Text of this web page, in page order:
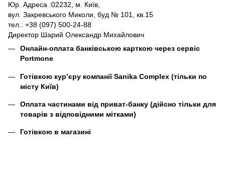
Юр. Адреса :02232, м. Київ,
вул. Закревського Миколи, буд № 101, кв.15
тел.: +38 (097) 500-24-88
Директор Шарий Олександр Михайлович
Онлайн-оплата банківською карткою через сервіс
Portmone
Готівкою кур’єру компаніїSanika Complex (тільки по
місту Київ)
Оплата частинами від приват-банку (дійсно тільки для
товарів з відповідними мітками)
Готівкою в магазині